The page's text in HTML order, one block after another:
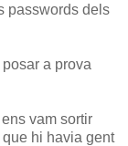
passwords dels
a prova
vam sortir
hi havia gent